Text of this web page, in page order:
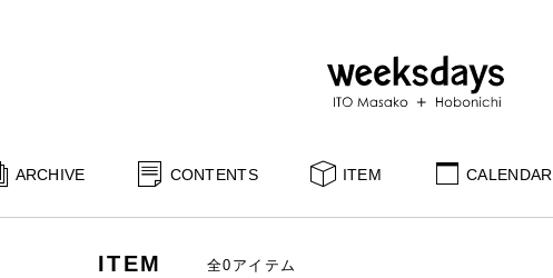
ARCHIVE CONTENTS ITEM CALENDAR
ITEM 全0アイテム